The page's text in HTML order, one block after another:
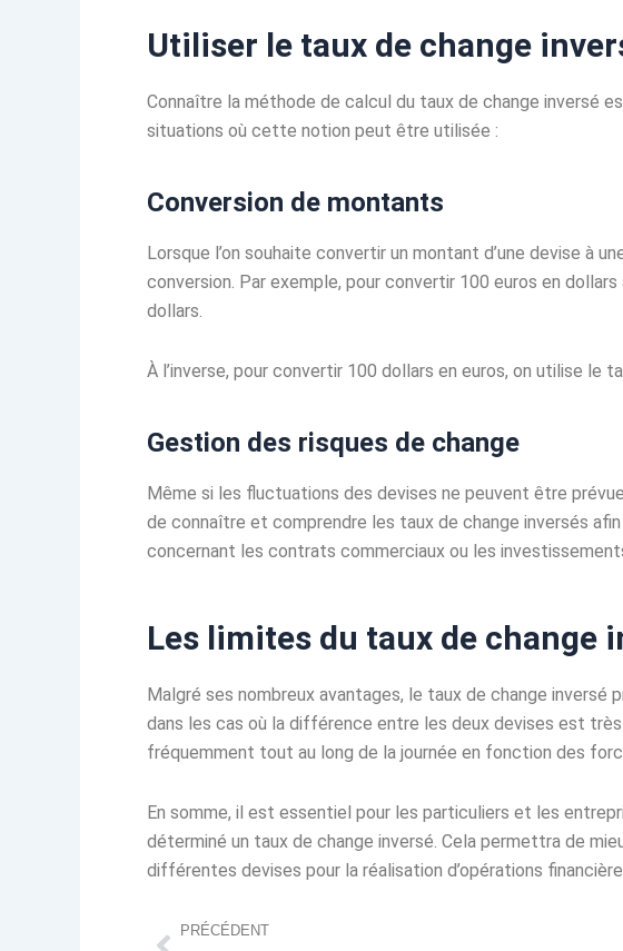
Utiliser le taux de change
Connaître la méthode de calcul du taux de change inversé
situations où cette notion peut être utilisée :
Conversion de montants
Lorsque l’on souhaite convertir un montant d’une devise à
conversion. Par exemple, pour convertir 100 euros en
dollars.
À l’inverse, pour convertir 100 dollars en euros, on utilise le
Gestion des risques de change
Même si les fluctuations des devises ne peuvent être
de connaître et comprendre les taux de change inversés
concernant les contrats commerciaux ou les
Les limites du taux de change
Malgré ses nombreux avantages, le taux de change
dans les cas où la différence entre les deux devises est
fréquemment tout au long de la journée en fonction des
En somme, il est essentiel pour les particuliers et les
déterminé un taux de change inversé. Cela permettra de
différentes devises pour la réalisation d’opérations
Précédent
PRÉCÉDENT